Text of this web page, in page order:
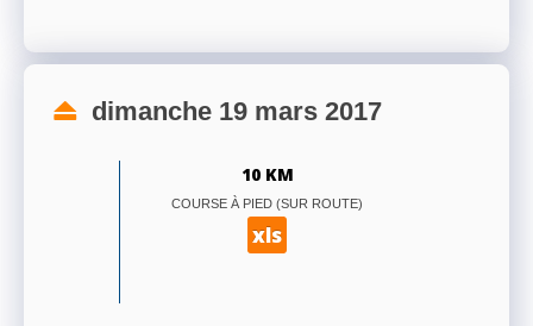
dimanche 19 mars 2017
10 KM
COURSE À PIED (SUR ROUTE)
xls